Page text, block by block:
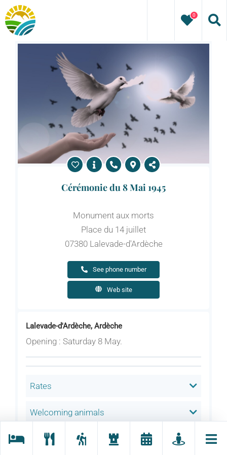
Skip
to
content
0
Cérémonie du 8 Mai 1945
Monument aux morts
Place du 14 juillet
07380 Lalevade-d'Ardèche
See phone number
Web site
Lalevade-d'Ardèche, Ardèche
Opening : Saturday 8 May.
Rates
Welcoming animals
Language(s) spoken